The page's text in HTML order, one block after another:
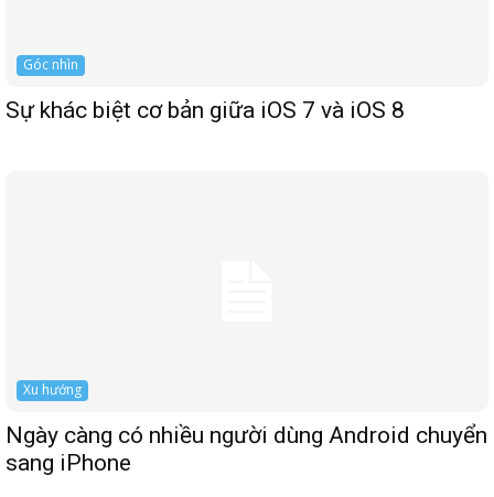
Góc nhìn
Sự khác biệt cơ bản giữa iOS 7 và iOS 8
Xu hướng
Ngày càng có nhiều người dùng Android chuyển
sang iPhone